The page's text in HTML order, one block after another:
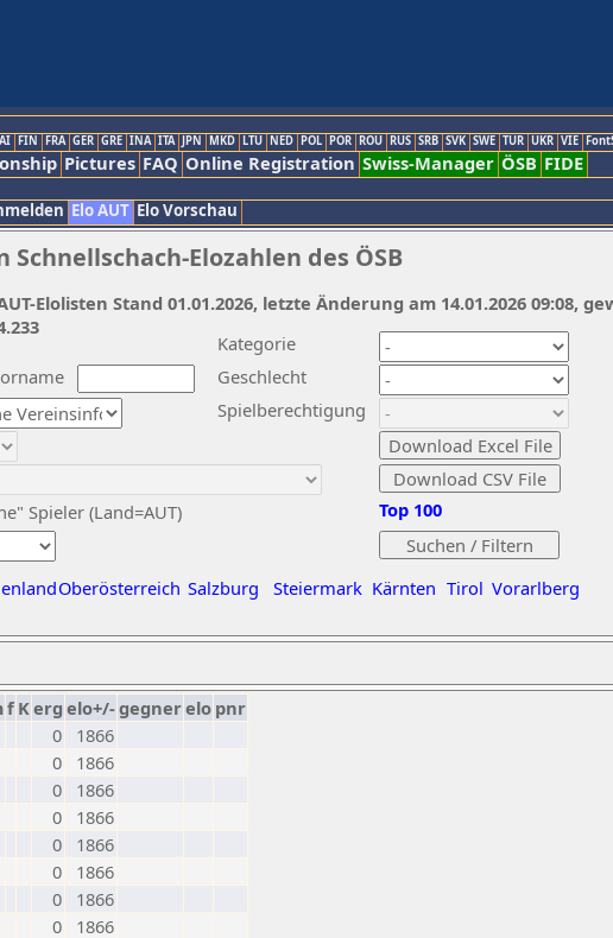
FIN FRA GER GRE INA ITA JPN MKD LTU NED POL POR ROU RUS SRB SVK SWE TUR UKR VIE
Pictures FAQ Online Registration Swiss-Manager ÖSB FIDE
Elo AUT Elo Vorschau
Elozahlen des ÖSB
Kategorie
Geschlecht
Spieler (Land=AUT)
Spielberechtigung
Oberösterreich Salzburg Steiermark Kärnten Tirol Vorarlberg
Top 100
Elolisten Stand 01.01.2026, letzte Änderung am 14.01.2026 09:08,
f Kerg elo+/-gegnerelo pnr
0
1866
0
1866
0
1866
0
1866
0
1866
0
1866
0
1866
0
1866